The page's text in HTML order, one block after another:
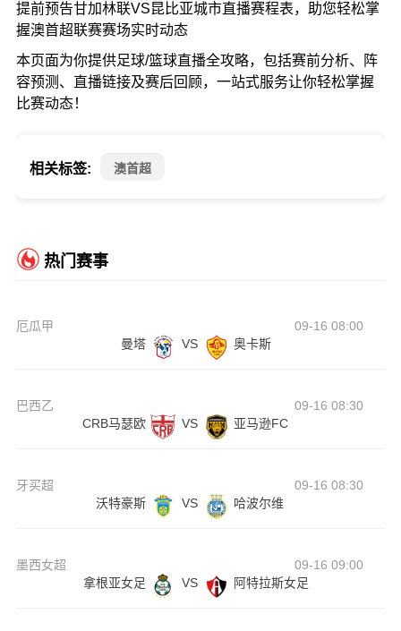
提前预告甘加林联VS昆比亚城市直播赛程表，助您轻松掌
握澳首超联赛赛场实时动态
本页面为你提供足球/篮球直播全攻略，包括赛前分析、阵
容预测、直播链接及赛后回顾，一站式服务让你轻松掌握
比赛动态！
相关标签: 澳首超
热门赛事
厄瓜甲
09-16 08:00
曼塔
VS 奥卡斯
巴西乙
09-16 08:30
CRB马瑟欧
VS 亚马逊FC
牙买超
09-16 08:30
沃特豪斯
VS 哈波尔维
墨西女超
09-16 09:00
拿根亚女足
VS 阿特拉斯女足